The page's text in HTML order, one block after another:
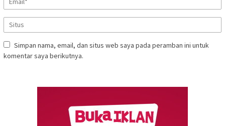
Simpan nama, email, dan situs web saya pada peramban ini untuk
komentar saya berikutnya.